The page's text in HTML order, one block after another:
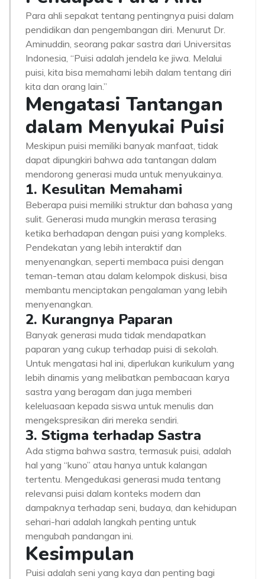
Para ahli sepakat tentang pentingnya puisi dalam
pendidikan dan pengembangan diri. Menurut Dr.
Aminuddin, seorang pakar sastra dari Universitas
Indonesia, “Puisi adalah jendela ke jiwa. Melalui
puisi, kita bisa memahami lebih dalam tentang diri
kita dan orang lain.”
Mengatasi Tantangan
dalam Menyukai Puisi
Meskipun puisi memiliki banyak manfaat, tidak
dapat dipungkiri bahwa ada tantangan dalam
mendorong generasi muda untuk menyukainya.
1. Kesulitan Memahami
Beberapa puisi memiliki struktur dan bahasa yang
sulit. Generasi muda mungkin merasa terasing
ketika berhadapan dengan puisi yang kompleks.
Pendekatan yang lebih interaktif dan
menyenangkan, seperti membaca puisi dengan
teman-teman atau dalam kelompok diskusi, bisa
membantu menciptakan pengalaman yang lebih
menyenangkan.
2. Kurangnya Paparan
Banyak generasi muda tidak mendapatkan
paparan yang cukup terhadap puisi di sekolah.
Untuk mengatasi hal ini, diperlukan kurikulum yang
lebih dinamis yang melibatkan pembacaan karya
sastra yang beragam dan juga memberi
keleluasaan kepada siswa untuk menulis dan
mengekspresikan diri mereka sendiri.
3. Stigma terhadap Sastra
Ada stigma bahwa sastra, termasuk puisi, adalah
hal yang “kuno” atau hanya untuk kalangan
tertentu. Mengedukasi generasi muda tentang
relevansi puisi dalam konteks modern dan
dampaknya terhadap seni, budaya, dan kehidupan
sehari-hari adalah langkah penting untuk
mengubah pandangan ini.
Kesimpulan
Puisi adalah seni yang kaya dan penting bagi